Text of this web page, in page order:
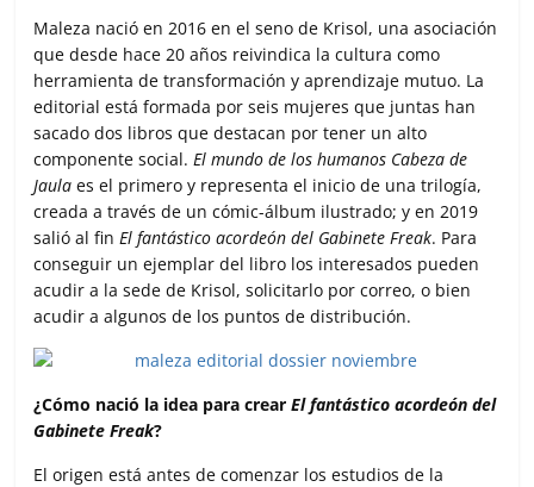
Maleza nació en 2016 en el seno de Krisol, una asociación
que desde hace 20 años reivindica la cultura como
herramienta de transformación y aprendizaje mutuo. La
editorial está formada por seis mujeres que juntas han
sacado dos libros que destacan por tener un alto
componente social. El mundo de los humanos Cabeza de
Jaula es el primero y representa el inicio de una trilogía,
creada a través de un cómic-álbum ilustrado; y en 2019
salió al fin El fantástico acordeón del Gabinete Freak. Para
conseguir un ejemplar del libro los interesados pueden
acudir a la sede de Krisol, solicitarlo por correo, o bien
acudir a algunos de los puntos de distribución.
¿Cómo nació la idea para crearEl fantástico acordeón del
Gabinete Freak?
El origen está antes de comenzar los estudios de la